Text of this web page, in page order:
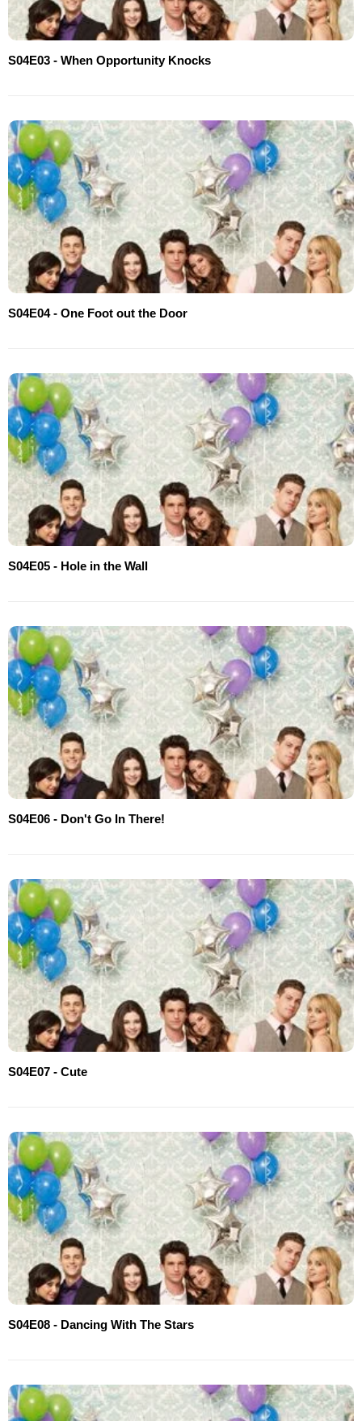
S04E03 - When Opportunity Knocks
S04E04 - One Foot out the Door
S04E05 - Hole in the Wall
S04E06 - Don't Go In There!
S04E07 - Cute
S04E08 - Dancing With The Stars